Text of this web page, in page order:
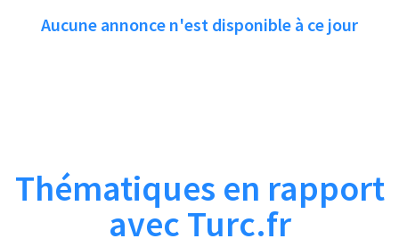
Aucune annonce n'est disponible à ce jour
Thématiques en rapport
avec Turc.fr